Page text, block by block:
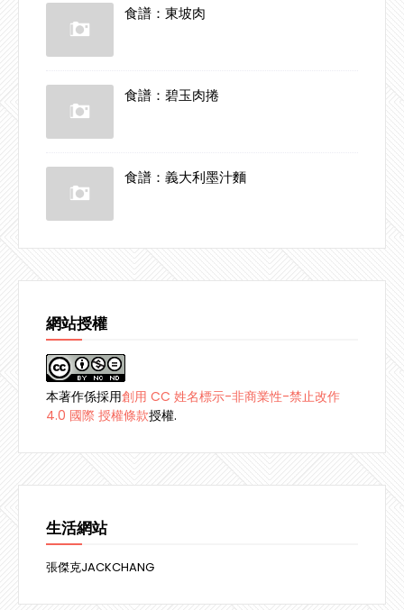
食譜：東坡肉
食譜：碧玉肉捲
食譜：義大利墨汁麵
網站授權
本著作係採用創用 CC 姓名標示-非商業性-禁止改作
4.0 國際 授權條款授權.
生活網站
張傑克JACKCHANG